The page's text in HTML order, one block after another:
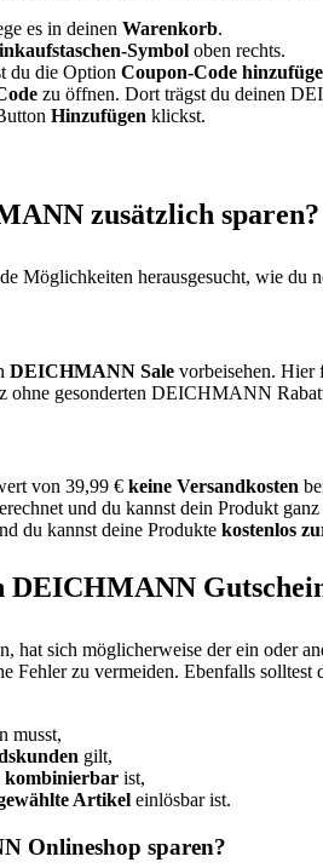
es in deinen Warenkorb.
Symbol oben rechts.
du die Option Coupon-Code
zu öffnen. Dort trägst du deinen
Hinzufügen klickst.
zusätzlich sparen?
Möglichkeiten herausgesucht, wie
DEICHMANN Sale vorbeisehen. Hier
ohne gesonderten DEICHMANN
von 39,99 € keine Versandkosten
und du kannst dein Produkt
du kannst deine Produkte kostenlos
hat sich möglicherweise der ein oder
Fehler zu vermeiden. Ebenfalls
musst,
gilt,
kombinierbar ist,
Artikel einlösbar ist.
Onlineshop sparen?